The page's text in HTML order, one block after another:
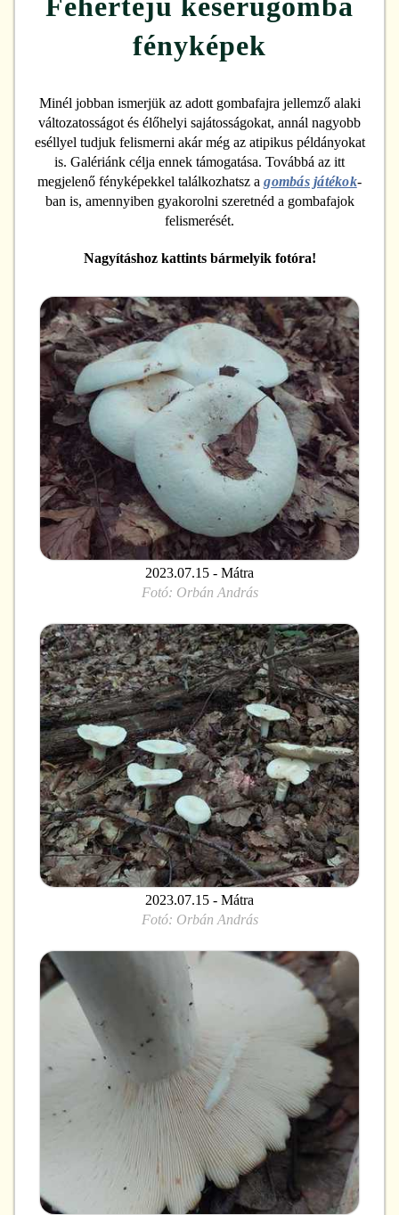
fényképek
Minél jobban ismerjük az adott gombafajra jellemző alaki
változatosságot és élőhelyi sajátosságokat, annál nagyobb
eséllyel tudjuk felismerni akár még az atipikus példányokat
is. Galériánk célja ennek támogatása. Továbbá az itt
megjelenő fényképekkel találkozhatsz a gombás játékok-
ban is, amennyiben gyakorolni szeretnéd a gombafajok
felismerését.
Nagyításhoz kattints bármelyik fotóra!
2023.07.15 - Mátra
Fotó: Orbán András
2023.07.15 - Mátra
Fotó: Orbán András